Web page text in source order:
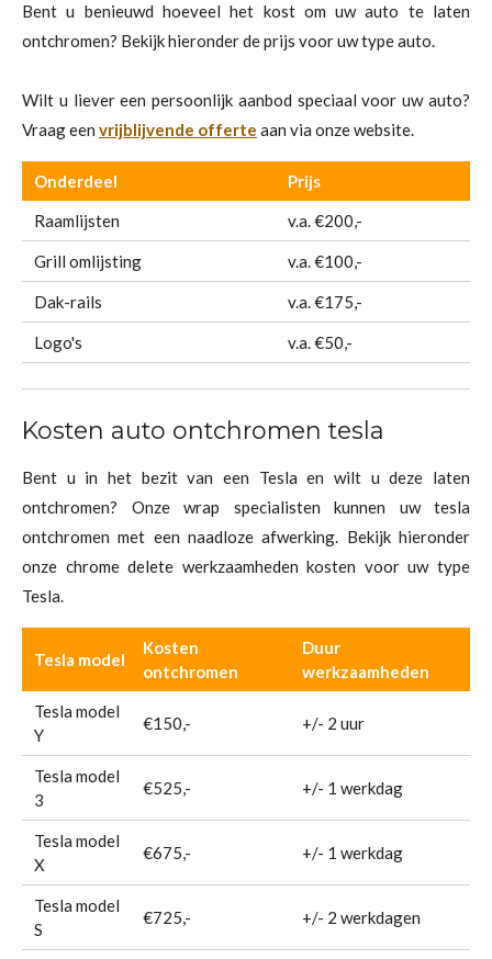
Bent u benieuwd hoeveel het kost om uw auto te laten
ontchromen? Bekijk hieronder de prijs voor uw type auto.
Wilt u liever een persoonlijk aanbod speciaal voor uw auto?
Vraag een vrijblijvende offerte aan via onze website.
Onderdeel
Prijs
Raamlijsten
v.a. €200,-
Grill omlijsting v.a. €100,-
Dak-rails v.a. €175,-
Logo's v.a. €50,-
Kosten auto ontchromen tesla
Bent u in het bezit van een Tesla en wilt u deze laten
ontchromen? Onze wrap specialisten kunnen uw tesla
ontchromen met een naadloze afwerking. Bekijk hieronder
onze chrome delete werkzaamheden kosten voor uw type
Tesla.
Tesla model
Kosten
ontchromen
Duur
werkzaamheden
Tesla model
Y
€150,- +/- 2 uur
Tesla model
3
€525,- +/- 1 werkdag
Tesla model
X
€675,- +/- 1 werkdag
Tesla model
S
€725,- +/- 2 werkdagen